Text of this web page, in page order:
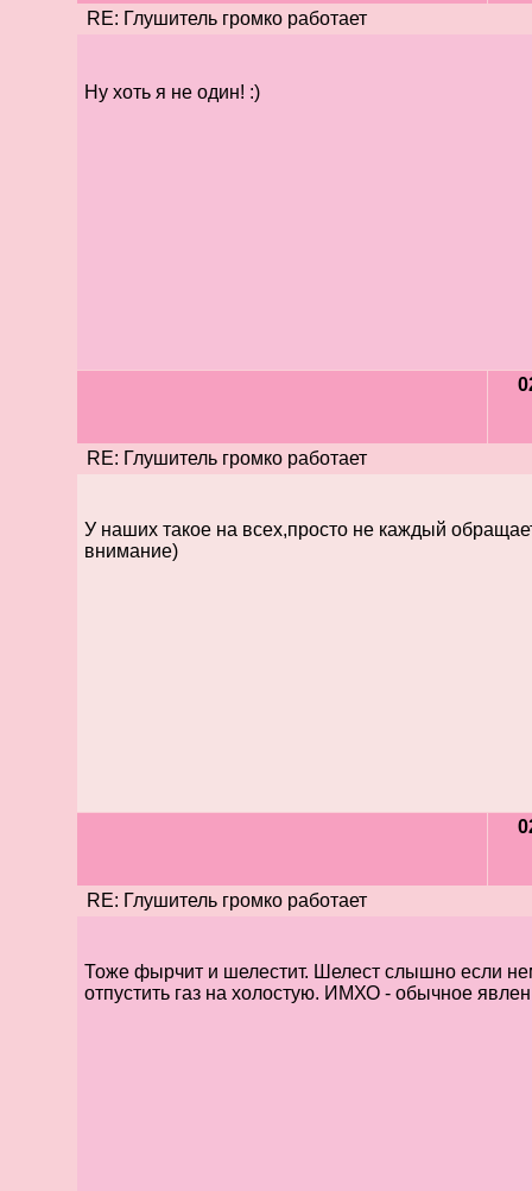
RE: Глушитель громко работает
Ну хоть я не один! :)
RE: Глушитель громко работает
У наших такое на всех,просто не каждый
внимание)
RE: Глушитель громко работает
Тоже фырчит и шелестит. Шелест слышно если
отпустить газ на холостую. ИМХО - обычное